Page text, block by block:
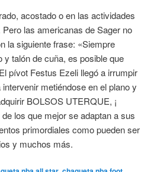
acostado o en las actividades
las americanas de Sager no
la siguiente frase: «Siempre
talón de cuña, es posible que
pívot Festus Ezeli llegó a irrumpir
metiéndose en el plano y
BOLSOS UTERQUE, ¡
los que mejor se adaptan a sus
primordiales como pueden ser
y muchos más.